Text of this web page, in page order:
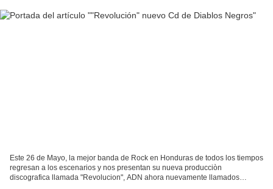
Este 26 de Mayo, la mejor banda de Rock en Honduras de todos los tiempos
regresan a los escenarios y nos presentan su nueva producciòn
discografica llamada "Revolucion", ADN ahora nuevamente llamados